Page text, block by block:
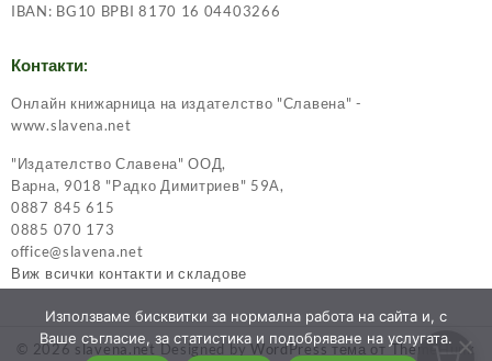
IBAN: BG10 BPBI 8170 16 04403266
Контакти:
Онлайн книжарница на издателство "Славена" -
www.slavena.net
"Издателство Славена" ООД,
Варна, 9018 "Радко Димитриев" 59А,
0887 845 615
0885 070 173
office@slavena.net
Виж всички контакти и складове
© 2026slavena.net Designed by WordPress тема от ThemeHunk
Използваме бисквитки за нормална работа на сайта и, с
Ваше съгласие, за статистика и подобряване на услугата.